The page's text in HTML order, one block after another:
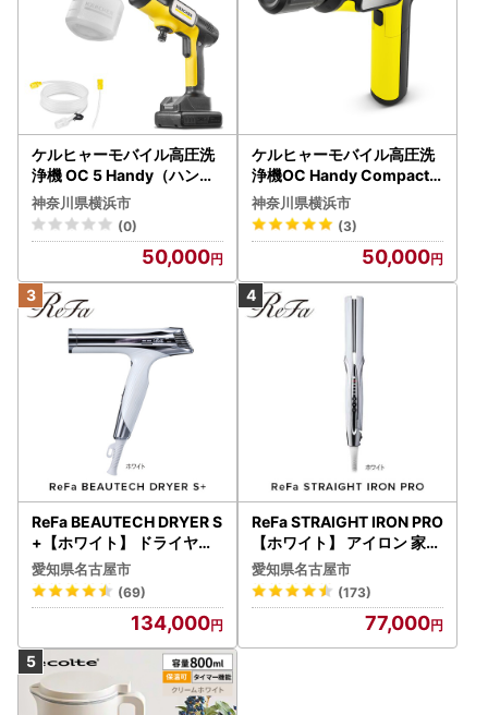
ケルヒャーモバイル高圧洗
浄機 OC 5 Handy（ハンデ
ィジェット） APV0006
神奈川県横浜市
(0)
50,000
ケルヒャーモバイル高圧洗
浄機OC Handy Compact
（ハンディエア） APV000
7
神奈川県横浜市
(3)
50,000
ReFa BEAUTECH DRYER S
+【ホワイト】 ドライヤー
美容 家電 ドライヤー リフ
ァ
愛知県名古屋市
(69)
134,000
ReFa STRAIGHT IRON PRO
【ホワイト】 アイロン 家電
美容 リファ アイロン
愛知県名古屋市
(173)
77,000